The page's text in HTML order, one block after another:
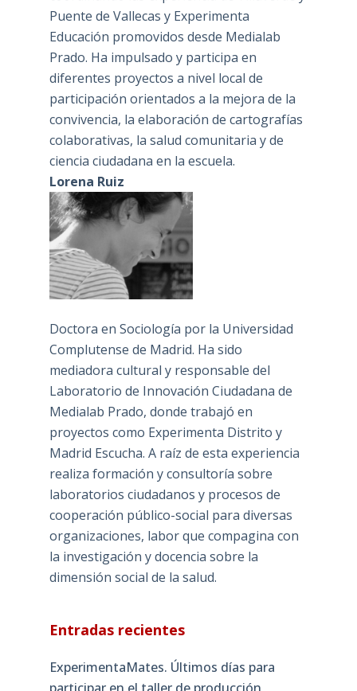
Puente de Vallecas y Experimenta
Educación promovidos desde Medialab
Prado. Ha impulsado y participa en
diferentes proyectos a nivel local de
participación orientados a la mejora de la
convivencia, la elaboración de cartografías
colaborativas, la salud comunitaria y de
ciencia ciudadana en la escuela.
Lorena Ruiz
Doctora en Sociología por la Universidad
Complutense de Madrid. Ha sido
mediadora cultural y responsable del
Laboratorio de Innovación Ciudadana de
Medialab Prado, donde trabajó en
proyectos como Experimenta Distrito y
Madrid Escucha. A raíz de esta experiencia
realiza formación y consultoría sobre
laboratorios ciudadanos y procesos de
cooperación público-social para diversas
organizaciones, labor que compagina con
la investigación y docencia sobre la
dimensión social de la salud.
Entradas recientes
ExperimentaMates. Últimos días para